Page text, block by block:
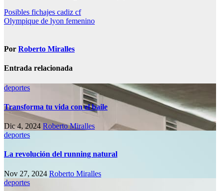
Navegación
de
Posibles fichajes cadiz cf
Olympique de lyon femenino
Por Roberto Miralles
Entrada relacionada
deportes
Transforma tu vida con el baile
Dic 4, 2024 Roberto Miralles
deportes
La revolución del running natural
Nov 27, 2024 Roberto Miralles
deportes